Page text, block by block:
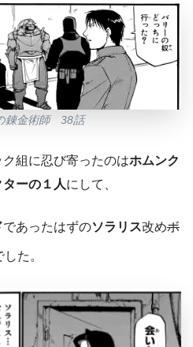
錬金術師 38話
組に忍び寄ったのはホムンク
ーの１人にして、
であったはずのソラリス改めボ
した。